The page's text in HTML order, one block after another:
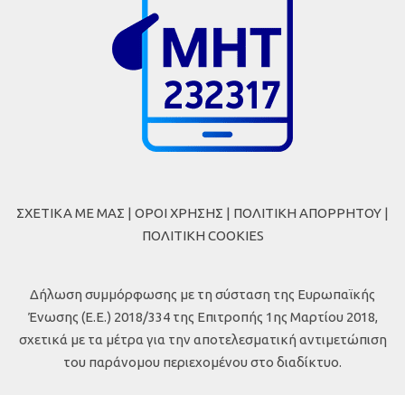
ΣΧΕΤΙΚΑ ΜΕ ΜΑΣ | ΟΡΟΙ ΧΡΗΣΗΣ | ΠΟΛΙΤΙΚΗ ΑΠΟΡΡΗΤΟΥ |
ΠΟΛΙΤΙΚΗ COOKIES
Δήλωση συμμόρφωσης με τη σύσταση της Ευρωπαϊκής
Ένωσης (Ε.Ε.) 2018/334 της Επιτροπής 1ης Μαρτίου 2018,
σχετικά με τα μέτρα για την αποτελεσματική αντιμετώπιση
του παράνομου περιεχομένου στο διαδίκτυο.